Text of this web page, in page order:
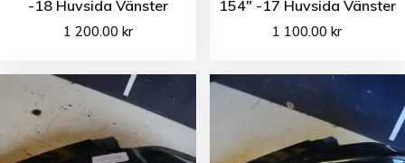
-18 Huvsida Vänster
1 200.00 kr
154″ -17 Huvsida Vänster
1 100.00kr